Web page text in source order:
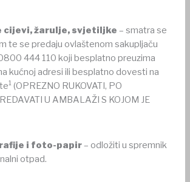
cijevi, žarulje, svjetiljke – smatra se
te se predaju ovlaštenom sakupljaču
444 110 koji besplatno preuzima
kućnoj adresi ili besplatno dovesti na
1 (OPREZNO RUKOVATI, PO
U AMBALAŽI S KOJOM JE
i foto-papir– odložiti u spremnik
otpad.